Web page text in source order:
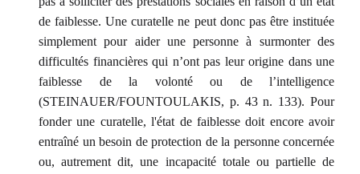
de faiblesse. Une curatelle ne peut donc pas être instituée
simplement pour aider une personne à surmonter des
difficultés financières qui n’ont pas leur origine dans une
faiblesse de la volonté ou de l’intelligence
(STEINAUER/FOUNTOULAKIS, p. 43 n. 133). Pour
fonder une curatelle, l'état de faiblesse doit encore avoir
entraîné un besoin de protection de la personne concernée
ou, autrement dit, une incapacité totale ou partielle de